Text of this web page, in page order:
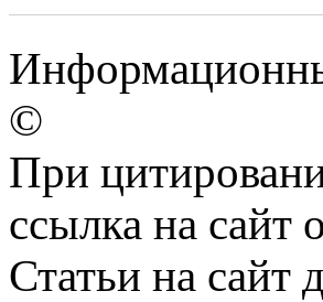
©
При
ссылка на сайт
Статьи на сайт